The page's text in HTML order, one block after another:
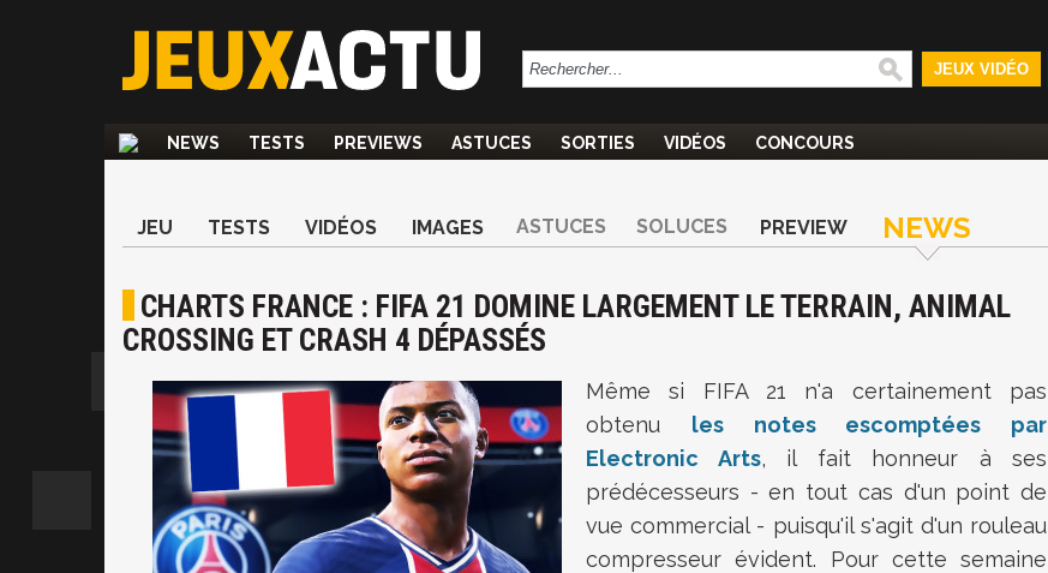
JEUX VIDÉO
NEWS TESTS PREVIEWS ASTUCES SORTIES VIDÉOS CONCOURS
JEU TESTS VIDÉOS IMAGES ASTUCES SOLUCES PREVIEW NEWS
CHARTS FRANCE : FIFA 21 DOMINE LARGEMENT LE TERRAIN, ANIMAL
CROSSING ET CRASH 4 DÉPASSÉS
Même si FIFA 21 n'a certainement pas
obtenu les notes escomptées par
Electronic Arts, il fait honneur à ses
prédécesseurs - en tout cas d'un point de
vue commercial - puisqu'il s'agit d'un rouleau
compresseur évident. Pour cette semaine